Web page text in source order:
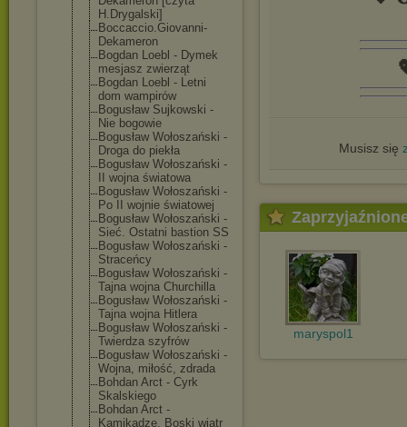
H.Drygalski]
Boccaccio.Giovanni-
Dekameron
Bogdan Loebl - Dymek
mesjasz zwierząt
Bogdan Loebl - Letni
dom wampirów
Bogusław Sujkowski -
Nie bogowie
Bogusław Wołoszański -
Droga do piekła
Bogusław Wołoszański -
II wojna światowa
Bogusław Wołoszański -
Po II wojnie światowej
Bogusław Wołoszański -
Sieć. Ostatni bastion SS
Bogusław Wołoszański -
Straceńcy
Bogusław Wołoszański -
Tajna wojna Churchilla
Bogusław Wołoszański -
Tajna wojna Hitlera
Bogusław Wołoszański -
Twierdza szyfrów
Bogusław Wołoszański -
Wojna, miłość, zdrada
Bohdan Arct - Cyrk
Skalskiego
Bohdan Arct -
Kamikadze. Boski wiatr
Musisz się
maryspol1